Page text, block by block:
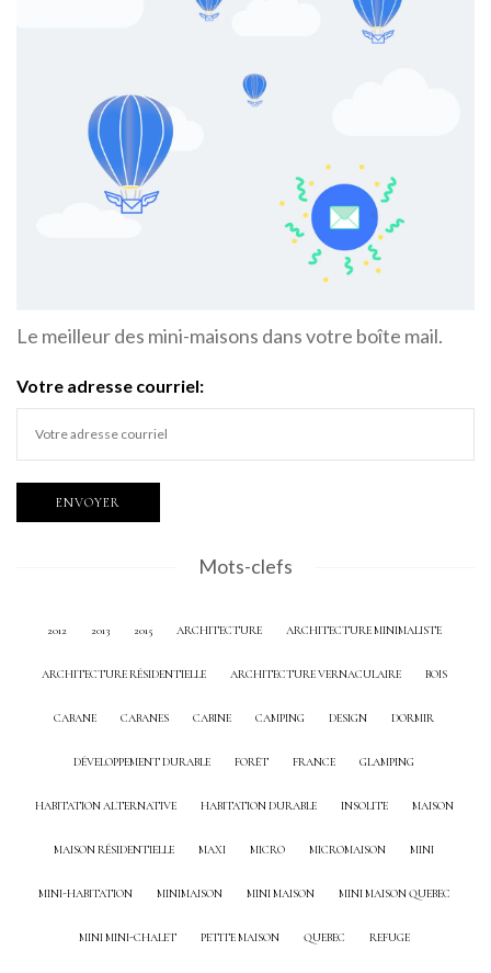
Le meilleur des mini-maisons dans votre boîte mail.
Votre adresse courriel:
Mots-clefs
2012 2013 2015 ARCHITECTURE ARCHITECTURE MINIMALISTE
ARCHITECTURE RÉSIDENTIELLE ARCHITECTURE VERNACULAIRE BOIS
CABANE CABANES CABINE CAMPING DESIGN DORMIR
DÉVELOPPEMENT DURABLE FORÊT FRANCE GLAMPING
HABITATION ALTERNATIVE HABITATION DURABLE INSOLITE MAISON
MAISON RÉSIDENTIELLE MAXI MICRO MICROMAISON MINI
MINI-HABITATION MINIMAISON MINI MAISON MINI MAISON QUEBEC
MINI MINI-CHALET PETITE MAISON QUEBEC REFUGE